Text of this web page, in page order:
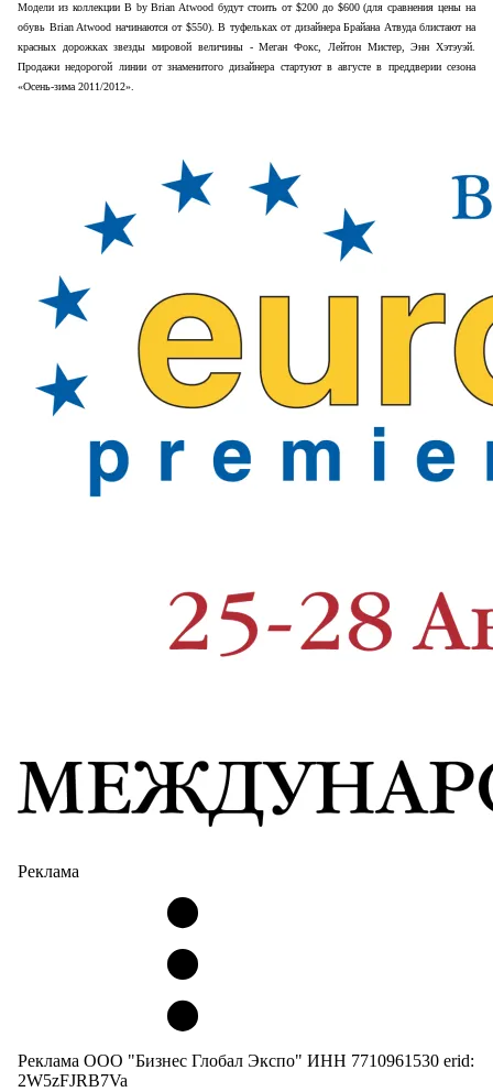
Модели из коллекции B by Brian Atwood будут стоить от $200 до $600 (для сравнения цены на
обувь Brian Atwood начинаются от $550). В туфельках от дизайнера Брайана Атвуда блистают на
красных дорожках звезды мировой величины - Меган Фокс, Лейтон Мистер, Энн Хэтэуэй.
Продажи недорогой линии от знаменитого дизайнера стартуют в августе в преддверии сезона
«Осень-зима 2011/2012».
Реклама
Реклама ООО "Бизнес Глобал Экспо" ИНН 7710961530 erid:
2W5zFJRB7Va